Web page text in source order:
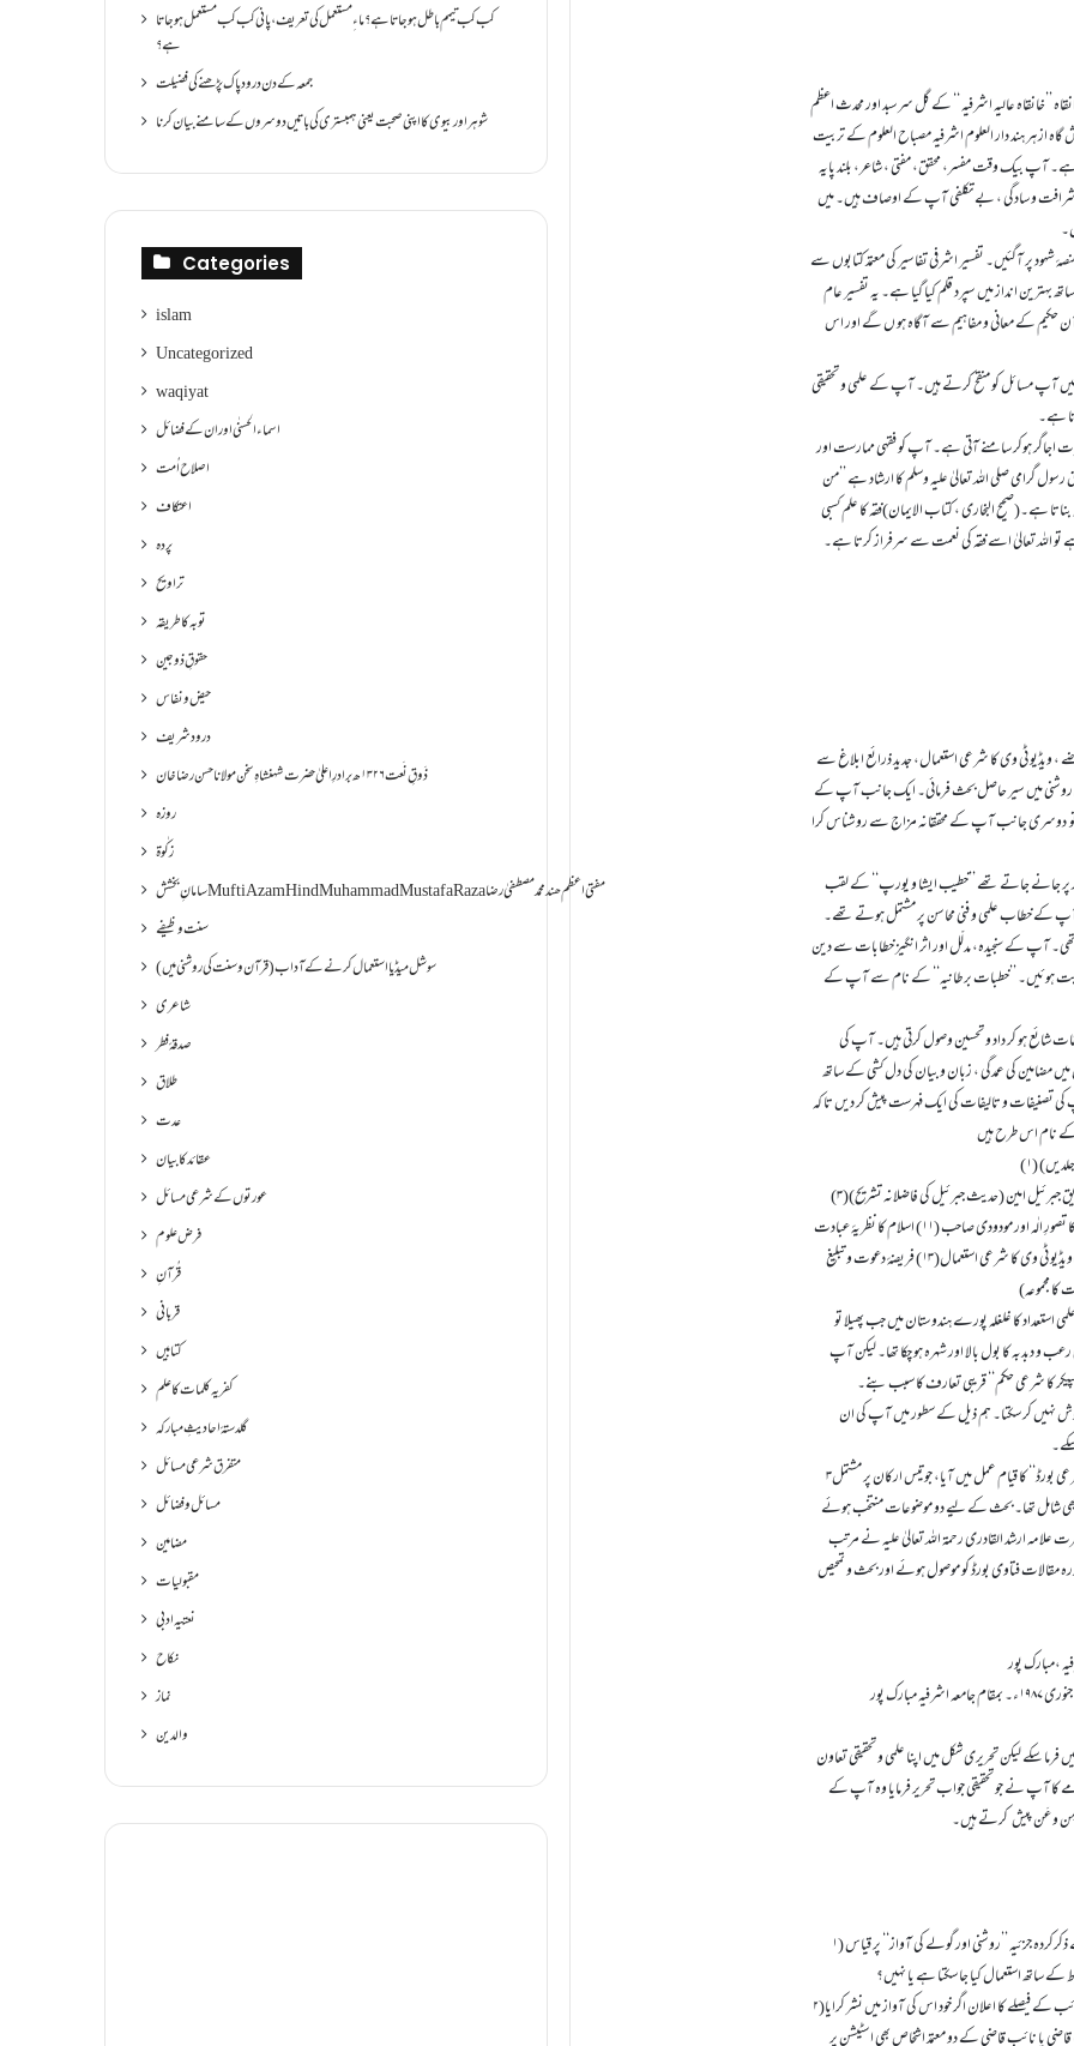
’’خانقاہ عالیہ اشرفیہ ‘‘ کے گل سرسبد اور محدث اعظم
گاہ ازہر ہند دار العلوم اشرفیہ مصباح العلوم کے تربیت
آپ بیک وقت مفسر، محقق، مفتی ، شاعر، بلند پایہ
شرافت و سادگی ، بے تکلفی آپ کے اوصاف ہیں۔ میں
شہود پر آگئیں۔ تفسیر اشرفی تفاسیر کی معتمد کتابوں سے
بہترین انداز میں سپرد قلم کیا گیا ہے۔ یہ تفسیر عام
حکیم کے معانی و مفاہیم سے آگاہ ہو ں گے اور اس
آپ مسائل کو منقح کرتے ہیں۔ آپ کے علمی و تحقیقی
ہے۔
ہوکر سامنے آتی ہے۔ آپ کو فقہی ممارست اور
صلی اللہ تعالیٰ علیہ وسلم کا ارشاد ہے ’’من
بناتا ہے۔(صحیح البخاری ، کتاب الایمان)فقہ کا علم کسبی
ٹی وی کا شرعی استعمال، جدید ذرائع ابلاغ سے
کی روشنی میں سیر حاصل بحث فرمائی۔ ایک جانب آپ کے
دوسری جانب آپ کے محققانہ مزاج سے روشناس کرا
پر جانے جاتے تھے ’’خطیب ایشا و یورپ‘‘ کے لقب
کے خطاب علمی و فنی محاسن پر مشتمل ہوتے تھے۔
تھی۔ آپ کے سنجیدہ، مدلّل اور اثر انگیز خطابات سے دین
ثابت ہوئیں۔ ’’خطبات برطانیہ‘‘ کے نام سے آپ کے
شائع ہو کر داد و تحسین وصول کرتی ہیں۔ آپ کی
مضامین کی عمدگی ، زبان و بیان کی دل کشی کے ساتھ
تصنیفات و تالیفات کی ایک فہرست پیش کر دیں تا کہ
جبرئیل امین (حدیث جبرئیل کی فاضلانہ تشریح)
ایمان (۷) دین اور اقامت دین(۸) مقالات شیخ الاسلام(۹) خطبات برطانیہ(۱۰) اسلام کا تصورِ الٰہ اور مودودی صاحب (۱۱) اسلام کا نظریۂ عبادت
کا غلغلہ پورے ہندوستان میں جب پھیلا تو
کا بول بالا اور شہرہ ہو چکا تھا۔ لیکن آپ
کا شرعی حکم‘‘ قریبی تعارف کا سبب بنے۔
نہیں کر سکتا۔ ہم ذیل کے سطور میں آپ کی ان
۳؍ ذی قعدہ ۱۴۰۵ھ مطابق ۲۲؍ جولائی ۱۹۸۵ء کو جدید مسائل کے حل کے لیے ’’کل ہند شرعی بورڈ‘‘ کا قیام عمل میں آیا، جو تیس ارکان پر مشتمل
بھی شامل تھا۔ بحث کے لیے دو موضوعات منتخب ہوئے
علامہ ارشد القادری رحمۃ اللہ تعالیٰ علیہ نے مرتب
مقالات فتاوی بورڈ کو موصول ہوئے اور بحث و تمحیص
سکے لیکن تحریری شکل میں اپنا علمی و تحقیقی تعاون
کا آپ نے جو تحقیقی جواب تحریر فرمایا وہ آپ کے
مِن و عَن پیش کرتے ہیں۔
۱) چاند کی شہادت گزر جانے کے بعد فیصلے کے اعلان و خبر کے لیے شامی ج ۲ ص ۱۰۶ کے ذکرکردہ جزئیہ ’’روشنی اور گولے کی آواز‘‘ پر قیاس
ساتھ استعمال کیا جا سکتا ہے یا نہیں؟
۲)غیر مسلم اناؤنسر کے بجائے ٹیپ کے ذریعہ مسلمانوں کا مقرر کردہ قاضی یا اس کے نائب کے فیصلے کا اعلان اگر خود اس کی آواز میں نشر کرایا
یا نائب قاضی کے دو معتمد اشخاص بھی اسٹیشن پر
کب کب تیمم باطل ہو جاتا ہے؟ ماءِ مستعمل کی تعریف ،پانی کب کب مستعمل ہو جاتا
ہے؟
جمعہ کے دن درود پاک پڑھنے کی فضیلت
شوہر اور بیوی کا اپنی صحبت یعنی ہمبستری کی باتیں دوسروں کے سامنے بیان کرنا
Categories
islam
Uncategorized
waqiyat
اسماءالحسنٰی اور ان کے فضائل
اصلاح اُمت
اعتکاف
پردہ
تراویح
توبہ کا طریقہ
حقوقِ ذوجین
حیض و نفاس
درود شریف
ذَوقِ نَعت ۱۳۲۶ھ برادرِ اعلیٰ حضرت شہنشاہِ سخن مولانا حسن رضا خان
روزہ
زکٰوۃ
سامانِ بخشش Mufti Azam Hind Muhammad Mustafa Raza مفتی اعظم ھند محمد مصطفیٰ رضا
سنت وظیفے
سوشل میڈیا استعمال کرنے کے آداب (قرآن و سنت کی روشنی میں)
شاعری
صدقۂ فطر
طلاق
عدت
عقائد کا بیان
عورتوں کے شرعی مسائل
فرض علوم
قُرآنِ
قربانی
کتابیں
کفریہ کلمات کا علم
گلدستۂ احادیثِ مبارکہ
متفرق شرعی مسائل
مسائل و فضائل
مضامین
مقبولیات
نعتیہ ادبی
نکاح
نماز
والدین